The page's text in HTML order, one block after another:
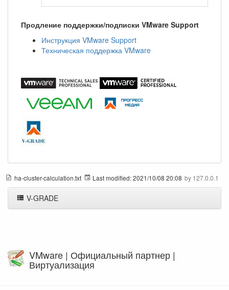
Продление поддержки/подписки VMware Support
Инструкция VMware Support
Техническая поддержка VMware
ha-cluster-calculation.txt Last modified:2021/10/08 20:08 by 127.0.0.1
V-GRADE
VMware | Официальный партнер |
Виртуализация